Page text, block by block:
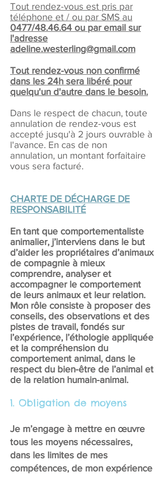
Tout rendez-vous est pris par
téléphone et / ou par SMS au
0477/48.46.64 ou par email sur
l'adresse
adeline.westerling@gmail.com
Tout rendez-vous non confirmé
dans les 24h sera libéré pour
quelqu'un d'autre dans le besoin.
Dans le respect de chacun, toute
annulation de rendez-vous est
accepté jusqu'à 2 jours ouvrable à
l'avance. En cas de non
annulation, un montant forfaitaire
vous sera facturé.
CHARTE DE DÉCHARGE DE
RESPONSABILITÉ
En tant que comportementaliste
animalier, j’interviens dans le but
d’aider les propriétaires d’animaux
de compagnie à mieux
comprendre, analyser et
accompagner le comportement
de leurs animaux et leur relation.
Mon rôle consiste à proposer des
conseils, des observations et des
pistes de travail, fondés sur
l’expérience, l’éthologie appliquée
et la compréhension du
comportement animal, dans le
respect du bien-être de l’animal et
de la relation humain-animal.
1. Obligation de moyens
Je m’engage à mettre en œuvre
tous les moyens nécessaires,
dans les limites de mes
compétences, de mon expérience